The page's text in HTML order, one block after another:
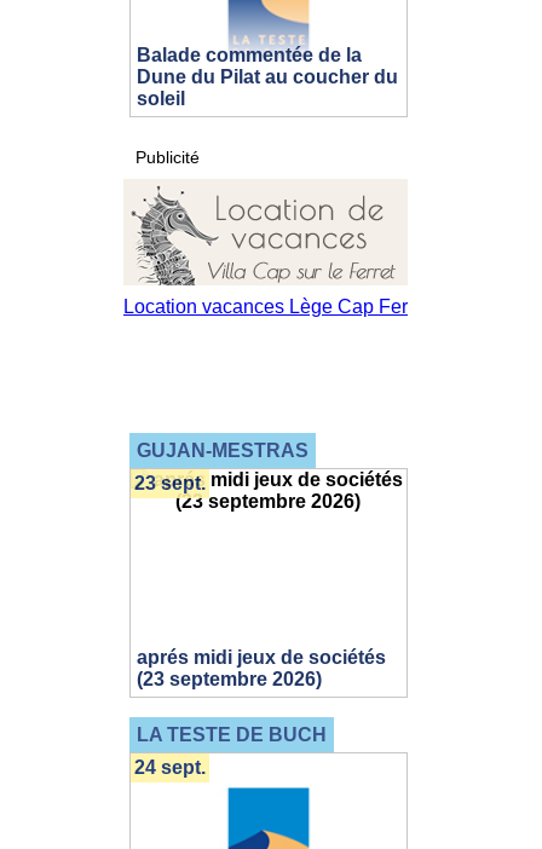
Balade commentée de la
Dune du Pilat au coucher du
soleil
Publicité
GUJAN-MESTRAS
aprés midi jeux de sociétés
(23 septembre 2026)
23 sept.
LA TESTE DE BUCH
24 sept.